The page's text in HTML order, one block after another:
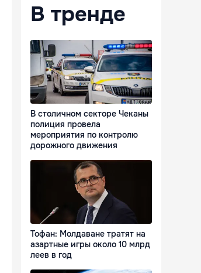
В тренде
В столичном секторе Чеканы
полиция провела
мероприятия по контролю
дорожного движения
Тофан: Молдаване тратят на
азартные игры около 10 млрд
леев в год